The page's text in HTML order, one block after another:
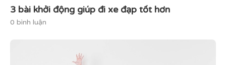
3 bài khởi động giúp đi xe đạp tốt hơn
0 bình luận